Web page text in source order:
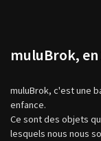
muluBrok,
muluBrok, c'est une
enfance.
Ce sont des objets
lesquels nous nous